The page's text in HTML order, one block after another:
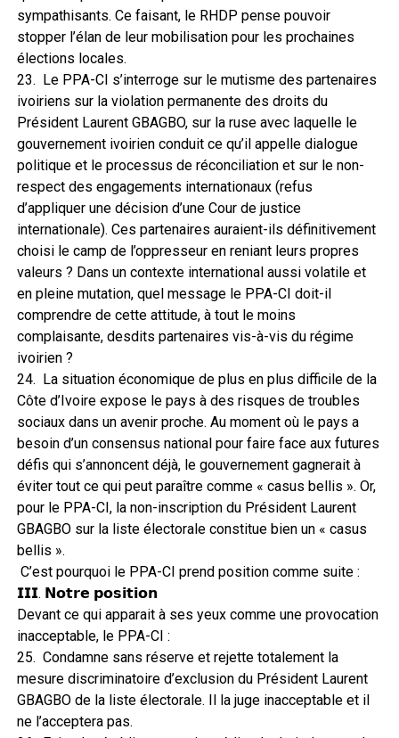
sympathisants. Ce faisant, le RHDP pense pouvoir
stopper l’élan de leur mobilisation pour les prochaines
élections locales.
23. Le PPA-CI s’interroge sur le mutisme des partenaires
ivoiriens sur la violation permanente des droits du
Président Laurent GBAGBO, sur la ruse avec laquelle le
gouvernement ivoirien conduit ce qu’il appelle dialogue
politique et le processus de réconciliation et sur le non-
respect des engagements internationaux (refus
d’appliquer une décision d’une Cour de justice
internationale). Ces partenaires auraient-ils définitivement
choisi le camp de l’oppresseur en reniant leurs propres
valeurs ? Dans un contexte international aussi volatile et
en pleine mutation, quel message le PPA-CI doit-il
comprendre de cette attitude, à tout le moins
complaisante, desdits partenaires vis-à-vis du régime
ivoirien ?
24. La situation économique de plus en plus difficile de la
Côte d’Ivoire expose le pays à des risques de troubles
sociaux dans un avenir proche. Au moment où le pays a
besoin d’un consensus national pour faire face aux futures
défis qui s’annoncent déjà, le gouvernement gagnerait à
éviter tout ce qui peut paraître comme « casus bellis ». Or,
pour le PPA-CI, la non-inscription du Président Laurent
GBAGBO sur la liste électorale constitue bien un « casus
bellis ».
C’est pourquoi le PPA-CI prend position comme suite :
𝗜𝗜𝗜. 𝗡𝗼𝘁𝗿𝗲 𝗽𝗼𝘀𝗶𝘁𝗶𝗼𝗻
Devant ce qui apparait à ses yeux comme une provocation
inacceptable, le PPA-CI :
25. Condamne sans réserve et rejette totalement la
mesure discriminatoire d’exclusion du Président Laurent
GBAGBO de la liste électorale. Il la juge inacceptable et il
ne l’acceptera pas.